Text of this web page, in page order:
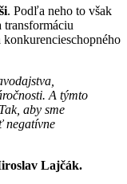
. Podľa neho to však
A týmto
aby sme
negatívne
Lajčák.